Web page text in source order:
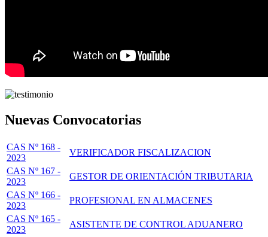
Nuevas Convocatorias
CAS Nº 168 -
2023
VERIFICADOR FISCALIZACION
CAS Nº 167 -
2023
GESTOR DE ORIENTACIÓN TRIBUTARIA
CAS Nº 166 -
2023
PROFESIONAL EN ALMACENES
CAS Nº 165 -
2023
ASISTENTE DE CONTROL ADUANERO